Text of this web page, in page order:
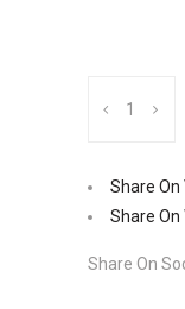
πάει
Αμερική;
Αιώρα
Share On
Share On
Share On